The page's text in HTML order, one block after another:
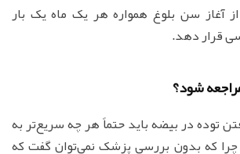
آغاز سن بلوغ همواره هر یک ماه یک بار
قرار دهد.
شود؟
توده در بیضه باید حتماً هر چه سریع‌تر به
که بدون بررسی پزشک نمی‌توان گفت که